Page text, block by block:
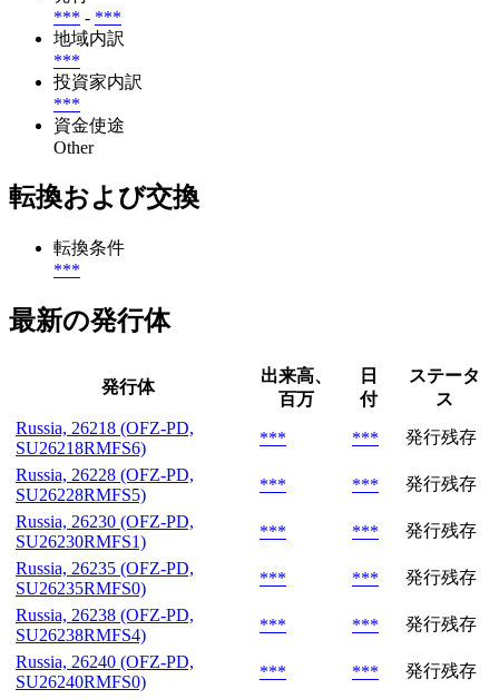
*** - ***
地域内訳
***
投資家内訳
***
資金使途
Other
転換および交換
転換条件
***
最新の発行体
発行体
出来高、
百万
日
付
ステータ
ス
Russia, 26218 (OFZ-PD,
SU26218RMFS6)
*** ***
発行残存
Russia, 26228 (OFZ-PD,
SU26228RMFS5)
*** ***
発行残存
Russia, 26230 (OFZ-PD,
SU26230RMFS1)
*** ***
発行残存
Russia, 26235 (OFZ-PD,
SU26235RMFS0)
*** ***
発行残存
Russia, 26238 (OFZ-PD,
SU26238RMFS4)
*** ***
発行残存
Russia, 26240 (OFZ-PD,
SU26240RMFS0)
*** *** 発行残存